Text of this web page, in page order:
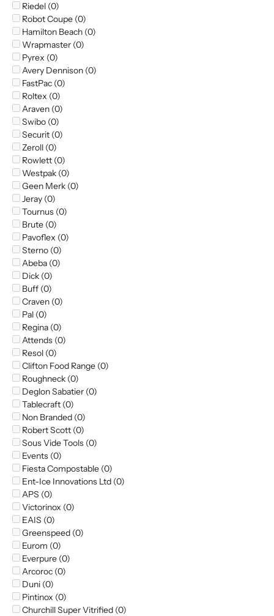
Riedel (0)
Robot Coupe (0)
Hamilton Beach (0)
Wrapmaster (0)
Pyrex (0)
Avery Dennison (0)
FastPac (0)
Roltex (0)
Araven (0)
Swibo (0)
Securit (0)
Zeroll (0)
Rowlett (0)
Westpak (0)
Geen Merk (0)
Jeray (0)
Tournus (0)
Brute (0)
Pavoflex (0)
Sterno (0)
Abeba (0)
Dick (0)
Buff (0)
Craven (0)
Pal (0)
Regina (0)
Attends (0)
Resol (0)
Clifton Food Range (0)
Roughneck (0)
Deglon Sabatier (0)
Tablecraft (0)
Non Branded (0)
Robert Scott (0)
Sous Vide Tools (0)
Events (0)
Fiesta Compostable (0)
Ent-Ice Innovations Ltd (0)
APS (0)
Victorinox (0)
EAIS (0)
Greenspeed (0)
Eurom (0)
Everpure (0)
Arcoroc (0)
Duni (0)
Pintinox (0)
Churchill Super Vitrified (0)